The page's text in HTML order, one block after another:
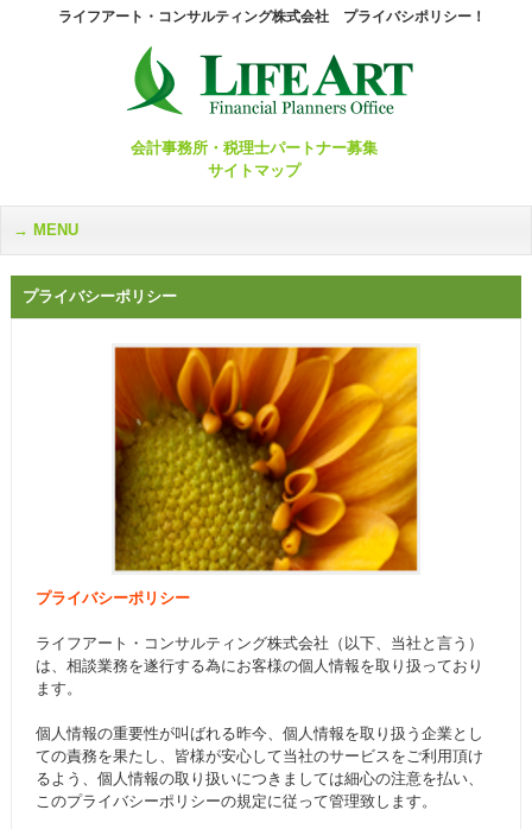
ライフアート・コンサルティング株式会社 プライバシポリシー！
会計事務所・税理士パートナー募集
サイトマップ
MENU
プライバシーポリシー
プライバシーポリシー
ライフアート・コンサルティング株式会社（以下、当社と言う）
は、相談業務を遂行する為にお客様の個人情報を取り扱っており
ます。
個人情報の重要性が叫ばれる昨今、個人情報を取り扱う企業とし
ての責務を果たし、皆様が安心して当社のサービスをご利用頂け
るよう、個人情報の取り扱いにつきましては細心の注意を払い、
このプライバシーポリシーの規定に従って管理致します。